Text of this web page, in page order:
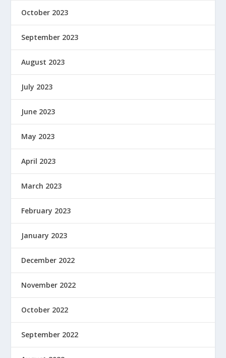
October 2023
September 2023
August 2023
July 2023
June 2023
May 2023
April 2023
March 2023
February 2023
January 2023
December 2022
November 2022
October 2022
September 2022